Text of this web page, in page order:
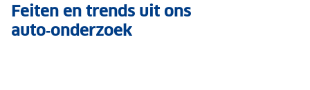
Feiten en trends uit ons
auto‑onderzoek